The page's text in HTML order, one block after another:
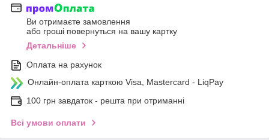
Ви отримаєте замовлення
або гроші повернуться на вашу картку
Детальніше
Оплата на рахунок
Онлайн-оплата карткою Visa, Mastercard - LiqPay
100 грн завдаток - решта при отриманні
Всі умови оплати